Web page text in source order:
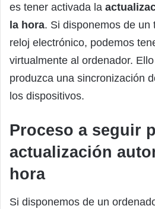
es tener activada la
la hora. Si disponemos de un
reloj electrónico, podemos
virtualmente al ordenador.
produzca una sincronización
los dispositivos.
Proceso a seguir
actualización
hora
Si disponemos de un